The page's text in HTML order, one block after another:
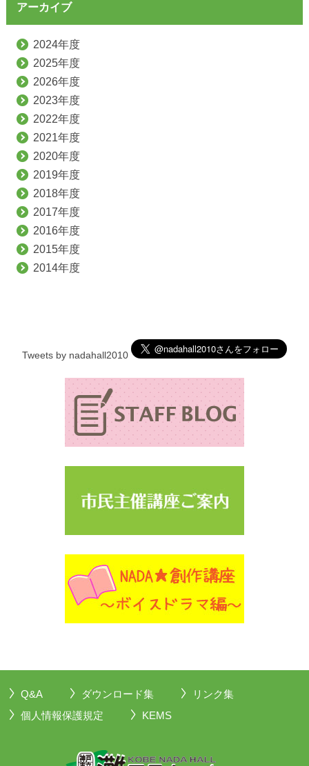
アーカイブ
2024年度
2025年度
2026年度
2023年度
2022年度
2021年度
2020年度
2019年度
2018年度
2017年度
2016年度
2015年度
2014年度
Tweets by nadahall2010
Q&A ダウンロード集
リンク集
個人情報保護規定
KEMS